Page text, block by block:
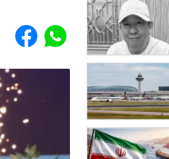
Share to Facebook
Share to WhatsApp